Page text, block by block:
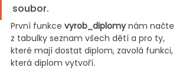
soubor.
První funkce vyrob_diplomy nám načte
z tabulky seznam všech dětí a pro ty,
které mají dostat diplom, zavolá funkci,
která diplom vytvoří.